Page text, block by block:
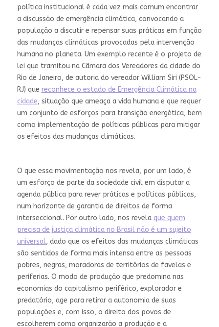
política institucional é cada vez mais comum encontrar
a discussão de emergência climática, convocando a
população a discutir e repensar suas práticas em função
das mudanças climáticas provocadas pela intervenção
humana no planeta. Um exemplo recente é o projeto de
lei que tramitou na Câmara dos Vereadores da cidade do
Rio de Janeiro, de autoria do vereador William Siri (PSOL-
RJ) que reconhece o estado de Emergência Climática na
cidade, situação que ameaça a vida humana e que requer
um conjunto de esforços para transição energética, bem
como implementação de políticas públicas para mitigar
os efeitos das mudanças climáticas.
O que essa movimentação nos revela, por um lado, é
um esforço de parte da sociedade civil em disputar a
agenda pública para rever práticas e políticas públicas,
num horizonte de garantia de direitos de forma
interseccional. Por outro lado, nos revela que quem
precisa de justiça climática no Brasil não é um sujeito
universal, dado que os efeitos das mudanças climáticas
são sentidos de forma mais intensa entre as pessoas
pobres, negras, moradoras de territórios de favelas e
periferias. O modo de produção que predomina nas
economias do capitalismo periférico, explorador e
predatório, age para retirar a autonomia de suas
populações e, com isso, o direito dos povos de
escolherem como organizarão a produção e a